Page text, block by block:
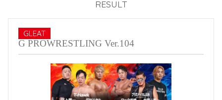
RESULT
GLEAT
G PROWRESTLING Ver.104